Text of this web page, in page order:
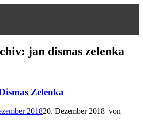
jan dismas zelenka
Zelenka
201820. Dezember 2018 von